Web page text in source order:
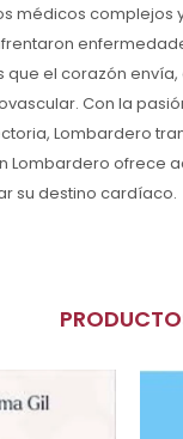
médicos complejos
que el corazón
Con la
Lombardero
Lombardero ofrece
su destino cardíaco.